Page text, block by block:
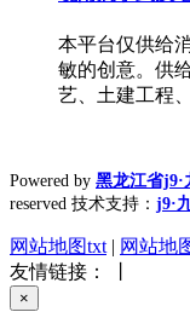
本平台仅供给
敏的创意。供
艺、土建工程
Powered by 黑龙江省j9·
reserved 技术支持： j9·
网站地图txt | 网站地
友情链接： 丨
×